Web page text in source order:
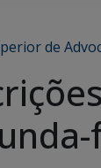
de